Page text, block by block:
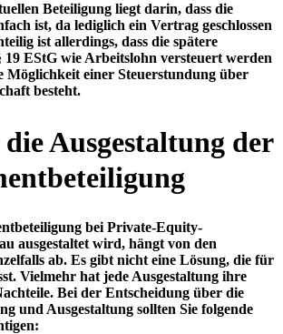
Beteiligung liegt darin, dass die
ist, da lediglich ein Vertrag geschlossen
ist allerdings, dass die spätere
19 EStG wie Arbeitslohn versteuert werden
Möglichkeit einer Steuerstundung über
besteht.
Ausgestaltung der
bei Private-Equity-
ausgestaltet wird, hängt von den
ab. Es gibt nicht eine Lösung, die für
Vielmehr hat jede Ausgestaltung ihre
. Bei der Entscheidung über die
und Ausgestaltung sollten Sie folgende